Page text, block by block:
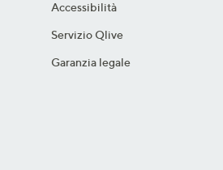
Accessibilità
Servizio Qlive
Garanzia legale